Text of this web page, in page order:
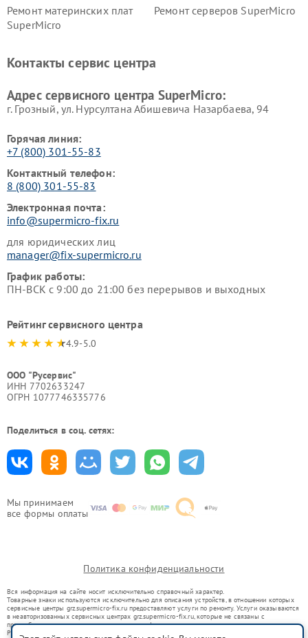
Мы принимаем
все формы оплаты
Ремонт материнских плат
SuperMicro
Ремонт серверов SuperMicro
Контакты сервис центра
Адрес сервисного центра SuperMicro:
г. Грозный, ул. Нурсултана Абишевича Назарбаева, 94
Горячая линия:
+7 (800) 301-55-83
Контактный телефон:
8 (800) 301-55-83
Электронная почта:
info@supermicro-fix.ru
для юридических лиц
manager@fix-supermicro.ru
График работы:
ПН-ВСК с 9:00 до 21:00 без перерывов и выходных
Рейтинг сервисного центра
4.9-5.0
ООО "Русервис"
ИНН 7702633247
ОГРН 1077746335776
Поделиться в соц. сетях:
Политика конфиденциальности
Вся информация на сайте носит исключительно справочный характер.
Товарные знаки используются исключительно для описания устройств, в отношении которых
сервисные центры grz.supermicro-fix.ru предоставляют услуги по ремонту. Услуги оказываются
в неавторизованных сервисных центрах grz.supermicro-fix.ru, которые не связаны с
правообладателями товарных знаков или их официальными представителями.
Ремонт осуществляется для устройств, уже введенных в гражданский оборот в соответствии